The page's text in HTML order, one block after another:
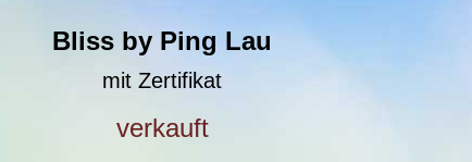
Bliss by Ping Lau
mit Zertifikat
verkauft